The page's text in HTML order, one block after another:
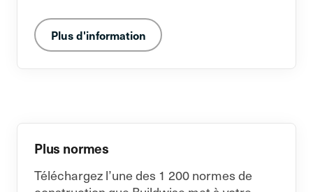
Plus d'information
Plus normes
Téléchargez l’une des 1 200 normes de